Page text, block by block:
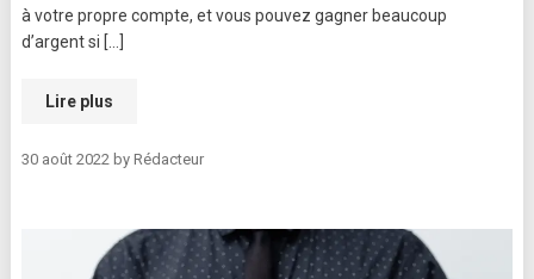
à votre propre compte, et vous pouvez gagner beaucoup
d’argent si […]
Lire plus
30 août 2022by Rédacteur